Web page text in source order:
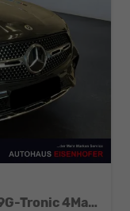
300d 270PS/198kW AMG Line 9G-Tronic 4Matic 2026 +AHK +Fahren Assistent Paket